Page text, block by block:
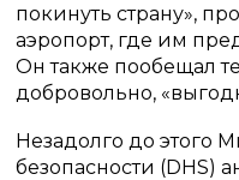
покинуть страну»,
аэропорт, где им
Он также пообещал
добровольно,
Незадолго до этого
безопасности (DHS)